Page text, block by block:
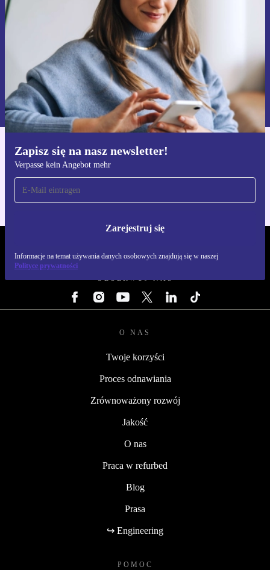
Zapisz się na nasz newsletter!
Verpasse kein Angebot mehr
Zarejestruj się
Informacje na temat używania danych osobowych znajdują się w naszej
Polityce prywatności
Zarejestruj się
Informacje na temat używania danych osobowych znajdują się w
naszej
Polityce prywatności
Pobierz aplikację refurbed
Dla iOS i Android
OBSERWUJ NAS
O NAS
Twoje korzyści
Proces odnawiania
Zrównoważony rozwój
Jakość
O nas
Praca w refurbed
Blog
Prasa
↪ Engineering
POMOC